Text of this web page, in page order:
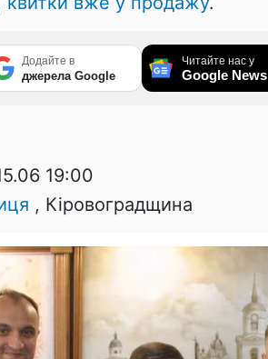
Додайте в
джерела Google
Читайте нас у
Google News
19:00
, Кіровоградщина